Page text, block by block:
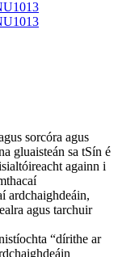
sorcóra agus
gluaisteán sa tSín é
againn i
ardchaighdeáin,
agus tarchuir
“dírithe ar